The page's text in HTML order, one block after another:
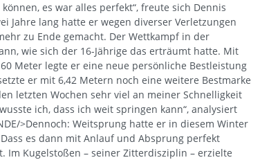
es war alles perfekt“, freute sich Dennis
Jahre lang hatte er wegen diverser Verletzungen
zu Ende gemacht. Der Wettkampf in der
wie sich der 16-Jährige das erträumt hatte. Mit
Meter legte er eine neue persönliche Bestleistung
er mit 6,42 Metern noch eine weitere Bestmarke
letzten Wochen sehr viel an meiner Schnelligkeit
ich, dass ich weit springen kann“, analysiert
>Dennoch: Weitsprung hatte er in diesem Winter
es dann mit Anlauf und Absprung perfekt
Kugelstoßen – seiner Zitterdisziplin – erzielte